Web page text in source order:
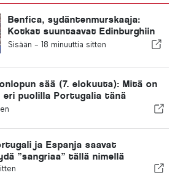
Benfica, sydäntenmurskaaja:
Kotkat suuntaavat Edinburghiin
jo toinen jalka seuraavalla
Sisään - 18 minuuttia sitten
sää (7. elokuuta): Mitä on
puolilla Portugalia tänä
ja Espanja saavat
”sangriaa” tällä nimellä